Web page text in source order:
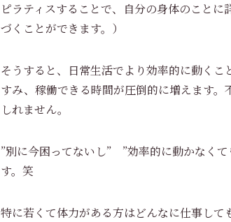
ピラティスすることで、自分の身体のこと
づくことができます。）
そうすると、日常生活でより効率的に動く
すみ、稼働できる時間が圧倒的に増えます
しれません。
”別に今困ってないし” ”効率的に動かなく
す。笑
特に若くて体力がある方はどんなに仕事し